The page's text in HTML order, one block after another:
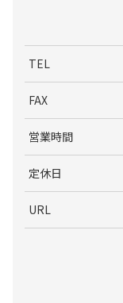
TEL
FAX
営業時間
定休日
URL